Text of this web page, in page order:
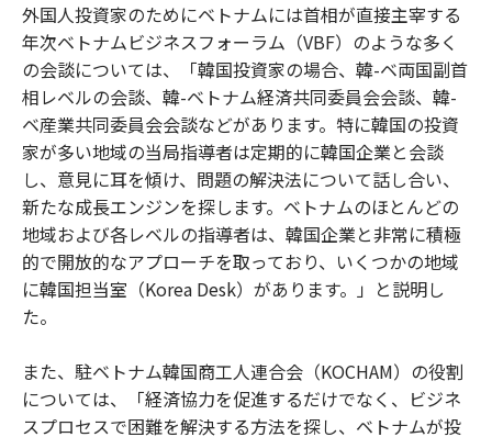
外国人投資家のためにベトナムには首相が直接主宰する
年次ベトナムビジネスフォーラム（VBF）のような多く
の会談については、「韓国投資家の場合、韓-ベ両国副首
相レベルの会談、韓-ベトナム経済共同委員会会談、韓-
ベ産業共同委員会会談などがあります。特に韓国の投資
家が多い地域の当局指導者は定期的に韓国企業と会談
し、意見に耳を傾け、問題の解決法について話し合い、
新たな成長エンジンを探します。ベトナムのほとんどの
地域および各レベルの指導者は、韓国企業と非常に積極
的で開放的なアプローチを取っており、いくつかの地域
に韓国担当室（Korea Desk）があります。」と説明し
た。
また、駐ベトナム韓国商工人連合会（KOCHAM）の役割
については、「経済協力を促進するだけでなく、ビジネ
スプロセスで困難を解決する方法を探し、ベトナムが投